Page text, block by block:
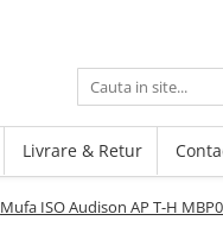
Livrare & Retur
Mufa ISO Audison AP T-H